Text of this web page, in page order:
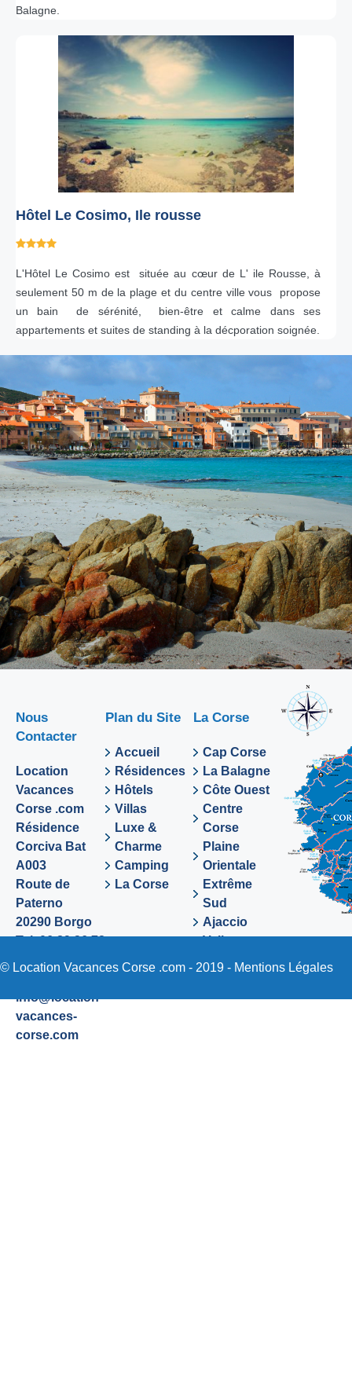
Balagne.
Hôtel Le Cosimo, Ile rousse
L'Hôtel Le Cosimo est située au cœur de L' ile Rousse, à
seulement 50 m de la plage et du centre ville vous propose
un bain de sérénité, bien-être et calme dans ses
appartements et suites de standing à la décporation soignée.
Nous
Contacter
Location
Vacances
Corse .com
Résidence
Corciva Bat
A003
Route de
Paterno
20290 Borgo
Tel. 06 89 36 72
info@location-
vacances-
corse.com
Plan du Site
Accueil
Résidences
Hôtels
Villas
Luxe &
Charme
Camping
La Corse
La Corse
Cap Corse
La Balagne
Côte Ouest
Centre
Corse
Plaine
Orientale
Extrême
Sud
Ajaccio
Valinco
Sartene
© Location Vacances Corse .com - 2019 - Mentions Légales